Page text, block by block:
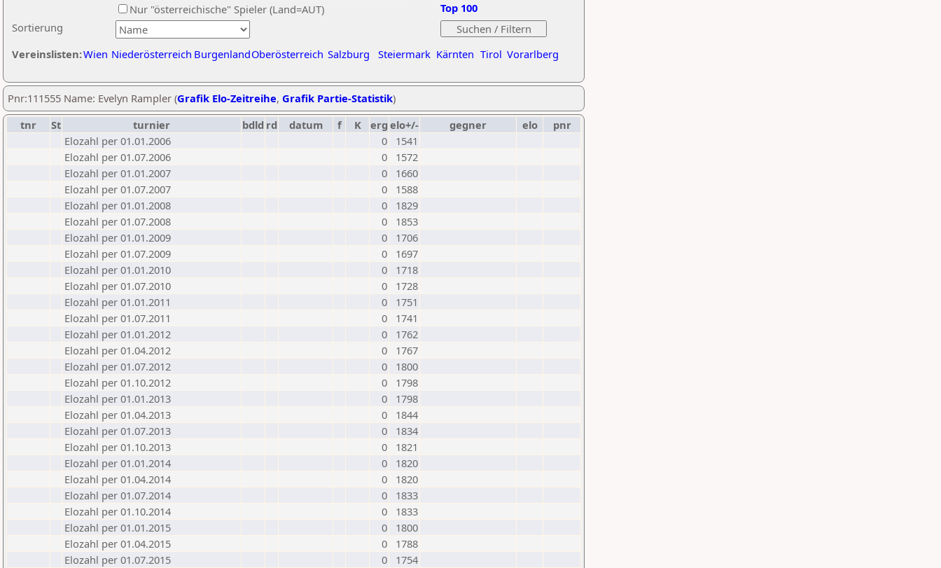
Sortierung
Nur "österreichische" Spieler (Land=AUT)
Vereinslisten:Wien Niederösterreich BurgenlandOberösterreich Salzburg Steiermark Kärnten Tirol Vorarlberg
Top 100
Pnr:111555 Name: Evelyn Rampler (Grafik Elo-Zeitreihe, Grafik Partie-Statistik)
tnr
St turnier bdld rd datum f K erg elo+/- gegner elo
pnr
Elozahl per 01.01.2006
0
1541
Elozahl per 01.07.2006
0
1572
Elozahl per 01.01.2007
0
1660
Elozahl per 01.07.2007
0
1588
Elozahl per 01.01.2008
0
1829
Elozahl per 01.07.2008
0
1853
Elozahl per 01.01.2009
0
1706
Elozahl per 01.07.2009
0
1697
Elozahl per 01.01.2010
0
1718
Elozahl per 01.07.2010
0
1728
Elozahl per 01.01.2011
0
1751
Elozahl per 01.07.2011
0
1741
Elozahl per 01.01.2012
0
1762
Elozahl per 01.04.2012
0
1767
Elozahl per 01.07.2012
0
1800
Elozahl per 01.10.2012
0
1798
Elozahl per 01.01.2013
0
1798
Elozahl per 01.04.2013
0
1844
Elozahl per 01.07.2013
0
1834
Elozahl per 01.10.2013
0
1821
Elozahl per 01.01.2014
0
1820
Elozahl per 01.04.2014
0
1820
Elozahl per 01.07.2014
0
1833
Elozahl per 01.10.2014
0
1833
Elozahl per 01.01.2015
0
1800
Elozahl per 01.04.2015
0
1788
Elozahl per 01.07.2015
0
1754